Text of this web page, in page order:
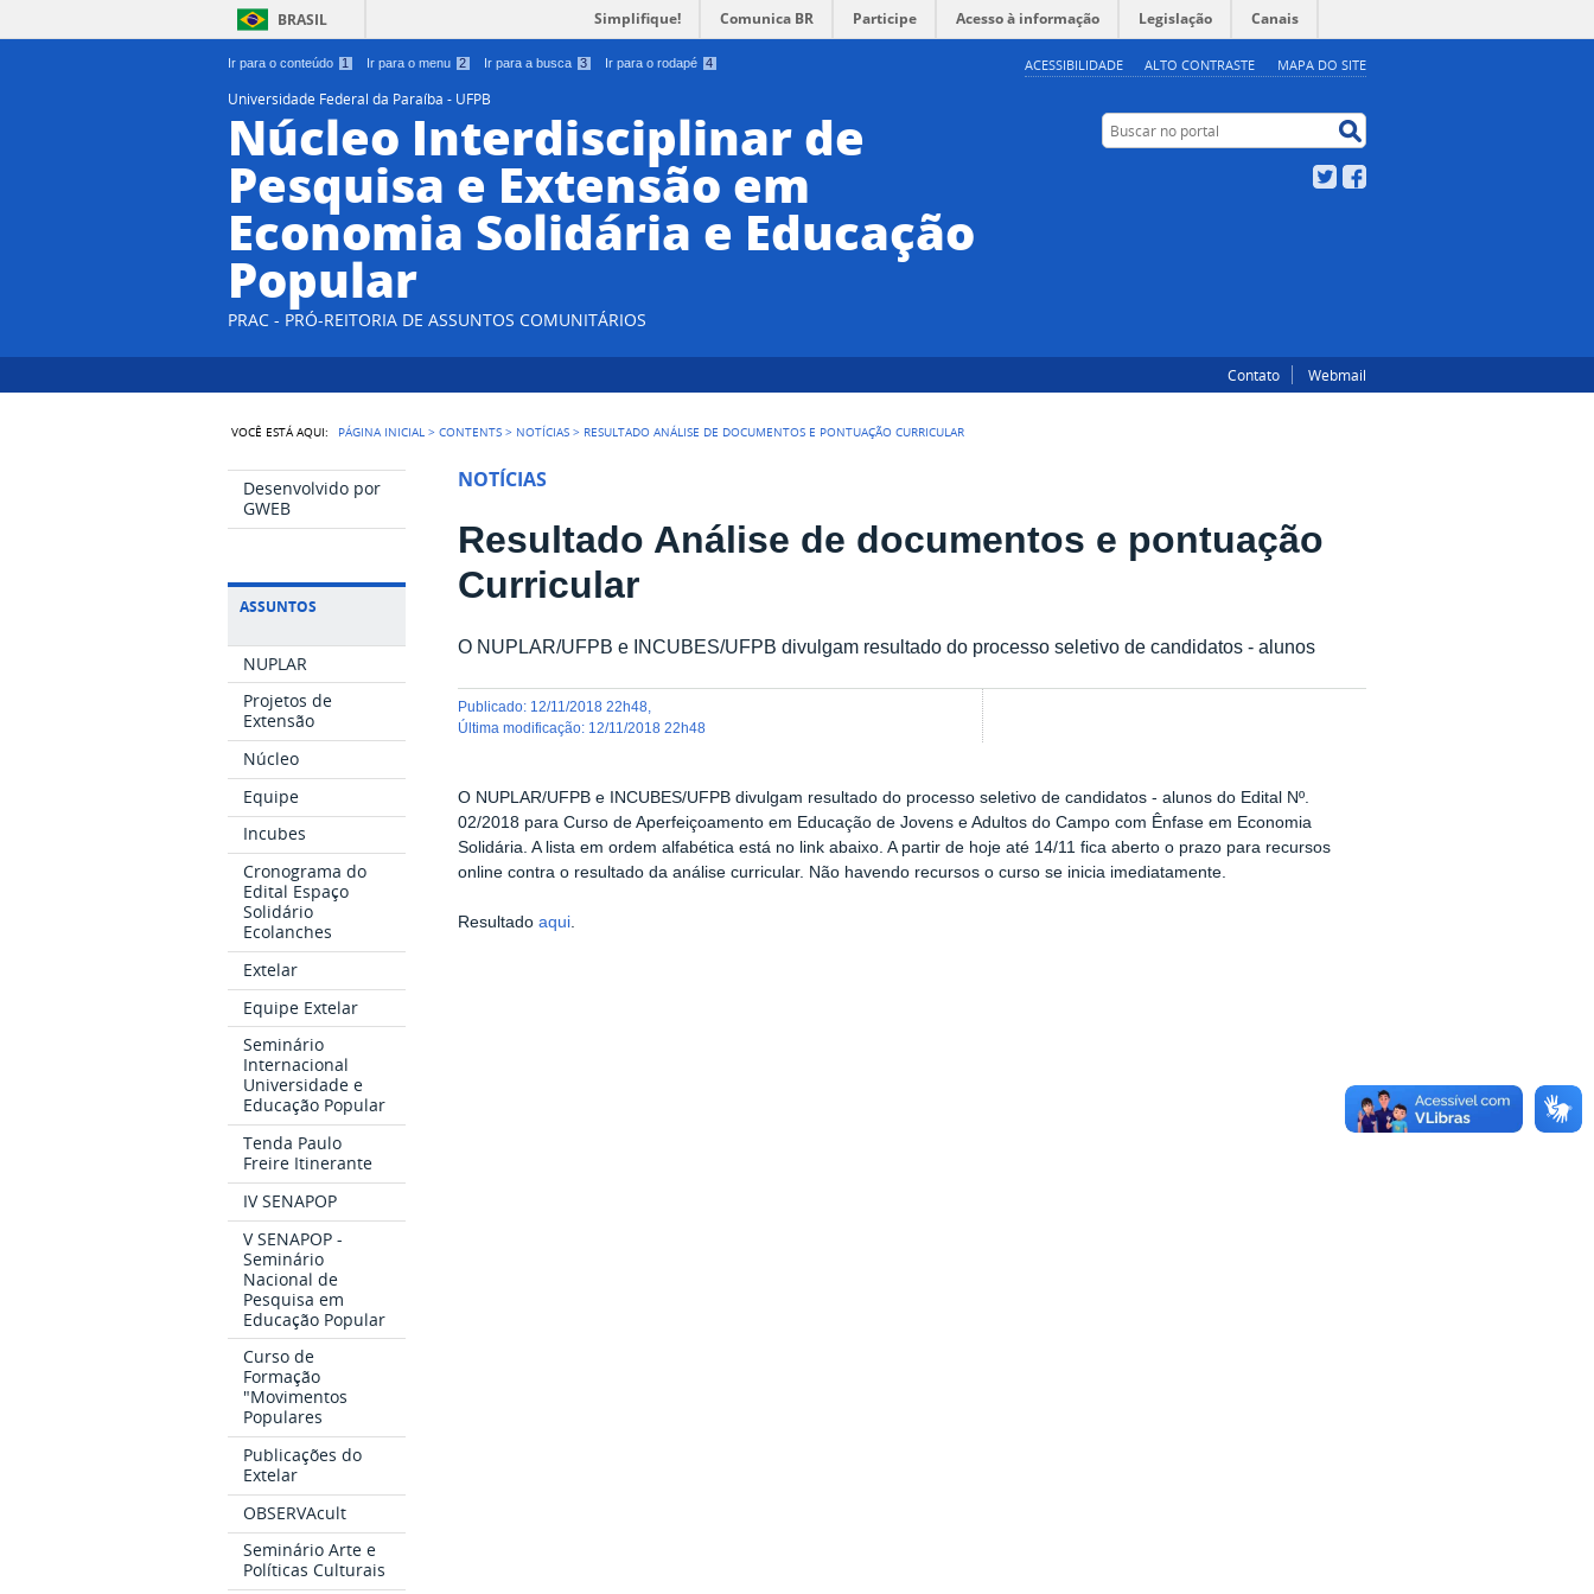
Ir para o conteúdo 1 Ir para o menu 2 Ir para a busca 3 Ir para o rodapé 4 ACESSIBILIDADE ALTO CONTRASTE MAPA DO SITE
BRASIL Simplifique! Comunica BR Participe Acesso à informação Legislação Canais
Universidade Federal da Paraíba - UFPB
Núcleo Interdisciplinar de
Pesquisa e Extensão em
Economia Solidária e Educação
Popular
PRAC - PRÓ-REITORIA DE ASSUNTOS COMUNITÁRIOS
Buscar no portal
Twitter
Contato Webmail
VOCÊ ESTÁ AQUI: PÁGINA INICIAL >CONTENTS > NOTÍCIAS > RESULTADO ANÁLISE DE DOCUMENTOS E PONTUAÇÃO CURRICULAR
Desenvolvido por
GWEB
ASSUNTOS
NUPLAR
Projetos de
Extensão
Núcleo
Equipe
Incubes
Cronograma do
Edital Espaço
Solidário
Ecolanches
Extelar
Equipe Extelar
Seminário
Internacional
Universidade e
Educação Popular
Tenda Paulo
Freire Itinerante
IV SENAPOP
V SENAPOP -
Seminário
Nacional de
Pesquisa em
Educação Popular
Curso de
Formação
"Movimentos
Populares
Publicações do
Extelar
OBSERVAcult
Seminário Arte e
Políticas Culturais
NOTÍCIAS
Resultado Análise de documentos e pontuação
Curricular
O NUPLAR/UFPB e INCUBES/UFPB divulgam resultado do processo seletivo de candidatos - alunos
publicado: 12/11/2018 22h48
última modificação: 12/11/2018 22h48
O NUPLAR/UFPB e INCUBES/UFPB divulgam resultado do processo seletivo de candidatos - alunos do Edital Nº.
02/2018 para Curso de Aperfeiçoamento em Educação de Jovens e Adultos do Campo com Ênfase em Economia
Solidária. A lista em ordem alfabética está no link abaixo. A partir de hoje até 14/11 fica aberto o prazo para recursos
online contra o resultado da análise curricular. Não havendo recursos o curso se inicia imediatamente.
Resultadoaqui